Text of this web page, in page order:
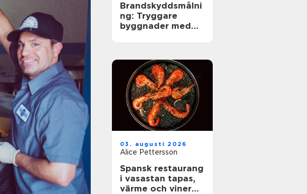
Brandskyddsmålni
ng: Tryggare
byggnader med
03. augusti 2026
Alice Pettersson
Spansk restaurang
i vasastan tapas,
värme och viner